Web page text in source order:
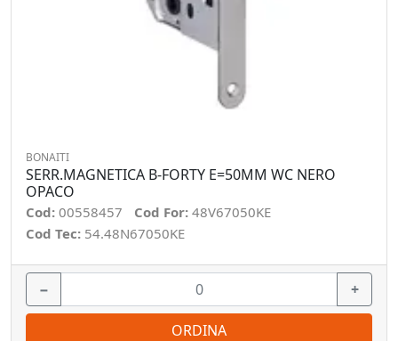
BONAITI
SERR.MAGNETICA B-FORTY E=50MM WC NERO
OPACO
Cod: 00558457 Cod For: 48V67050KE
Cod Tec: 54.48N67050KE
− +
ORDINA